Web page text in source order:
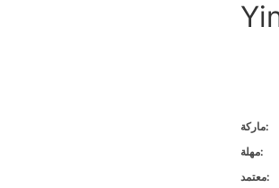
ماركة:
مهلة:
معتمد: